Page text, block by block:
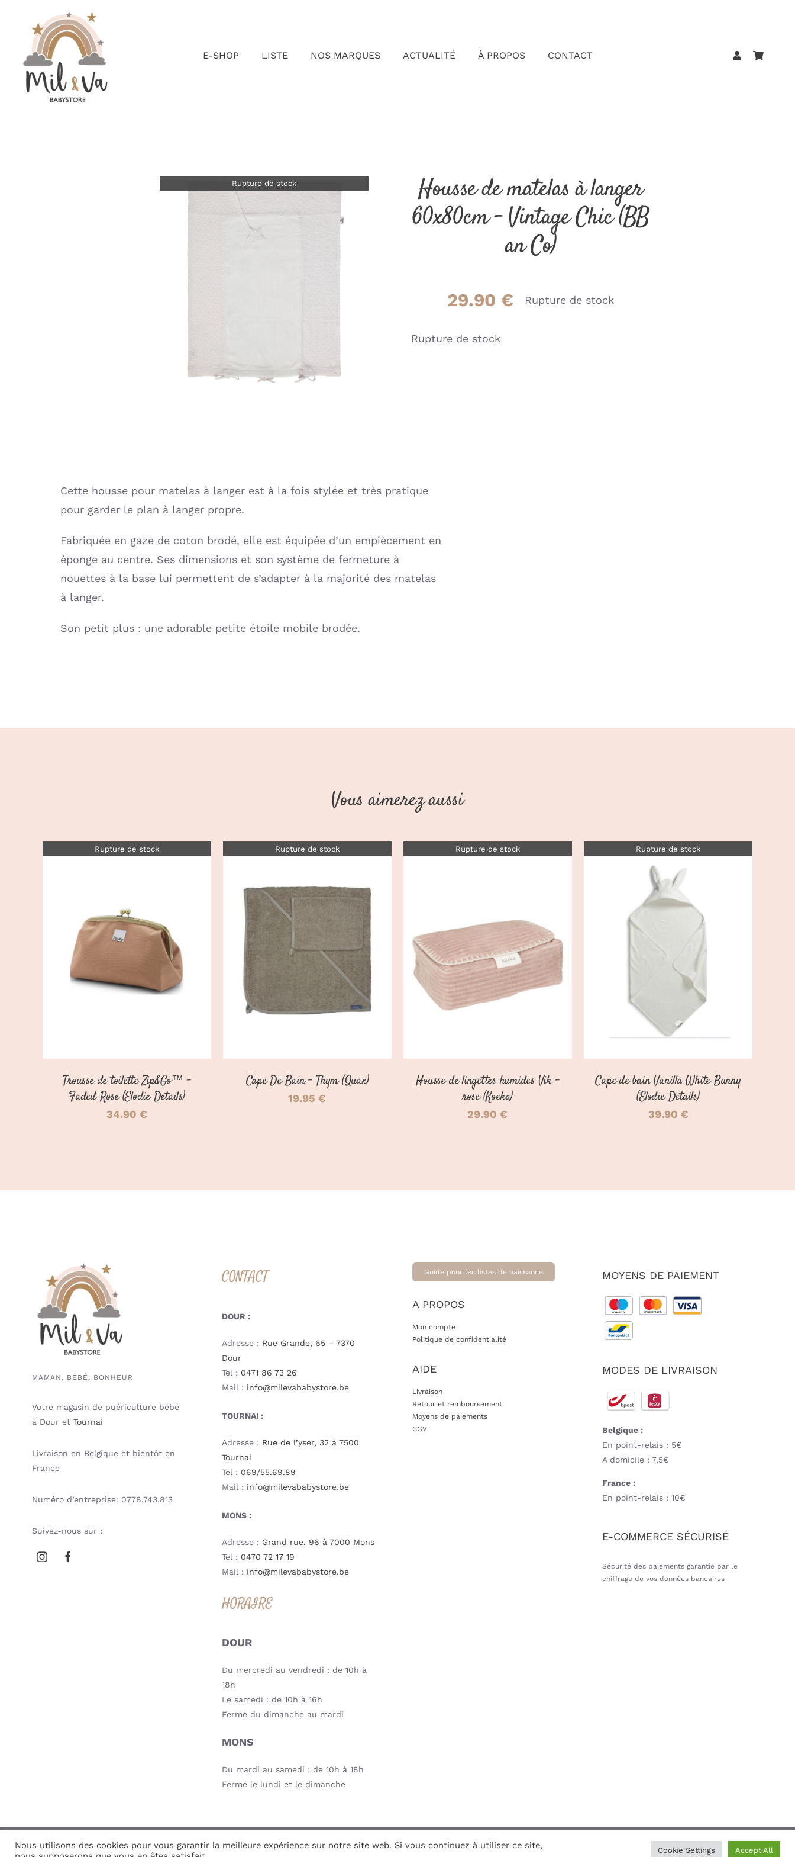
contenu
E-SHOP LISTE NOS MARQUES ACTUALITÉ À PROPOS CONTACT
Rupture de stock
Housse de matelas à langer
60x80cm – Vintage Chic (BB
an Co)
29.90 € Rupture de stock
Rupture de stock
Cette housse pour matelas à langer est à la fois stylée et très pratique
pour garder le plan à langer propre.
Fabriquée en gaze de coton brodé, elle est équipée d’un empiècement en
éponge au centre. Ses dimensions et son système de fermeture à
nouettes à la base lui permettent de s’adapter à la majorité des matelas
à langer.
Son petit plus : une adorable petite étoile mobile brodée.
Vous aimerez aussi
Rupture de stock
Trousse de toilette Zip&Go™ –
Faded Rose (Elodie Details)
34.90 €
Rupture de stock
DÉTAILS
Cape De Bain – Thym (Quax)
19.95€
Rupture de stock
DÉTAILS
Housse de lingettes humides Vik –
rose (Koeka)
29.90€
Rupture de stock
DÉTAILS
Cape de bain Vanilla White Bunny
(Elodie Details)
39.90 €
MAMAN, BÉBÉ, BONHEUR
Votre magasin de puériculture bébé
à Dour et Tournai
Livraison en Belgique et bientôt en
France
Numéro d’entreprise: 0778.743.813
Suivez-nous sur :
CONTACT
DOUR :
Adresse : Rue Grande, 65 – 7370
Dour
Tel : 0471 86 73 26
Mail : info@milevababystore.be
TOURNAI :
Adresse : Rue de l’yser, 32 à 7500
Tournai
Tel : 069/55.69.89
Mail : info@milevababystore.be
MONS :
Adresse : Grand rue, 96 à 7000 Mons
Tel : 0470 72 17 19
Mail : info@milevababystore.be
HORAIRE
DOUR
Du mercredi au vendredi : de 10h à
18h
Le samedi : de 10h à 16h
Fermé du dimanche au mardi
MONS
Du mardi au samedi : de 10h à 18h
Fermé le lundi et le dimanche
Guide pour les listes de naissance
A PROPOS
Mon compte
Politique de confidentialité
AIDE
Livraison
Retour et remboursement
Moyens de paiements
CGV
MOYENS DE PAIEMENT
MODES DE LIVRAISON
Belgique :
En point-relais : 5€
A domicile : 7,5€
France :
En point-relais : 10€
E-COMMERCE SÉCURISÉ
Sécurité des paiements garantie par le
chiffrage de vos données bancaires
© Copyright 2026 | Mil&va Babystore All Rights Reserved | Powered byCommunika
Nous utilisons des cookies pour vous garantir la meilleure expérience sur notre site web. Si vous continuez à utiliser ce site,
Cookie Settings Accept All